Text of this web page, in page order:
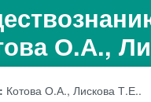
О.А.,
Котова О.А., Лискова Т.Е..